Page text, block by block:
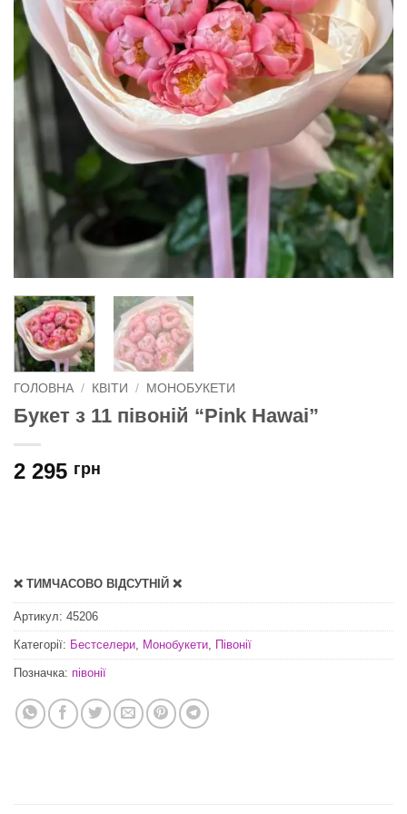
ГОЛОВНА / КВІТИ / МОНОБУКЕТИ
Букет з 11 півоній “Pink Hawai”
2 295 грн
❌ ТИМЧАСОВО ВІДСУТНІЙ ❌
Артикул: 45206
Категорії: Бестселери, Монобукети, Півонії
Позначка: півонії